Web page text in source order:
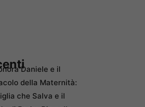
Daniele e il
della Maternità:
che Salva e il